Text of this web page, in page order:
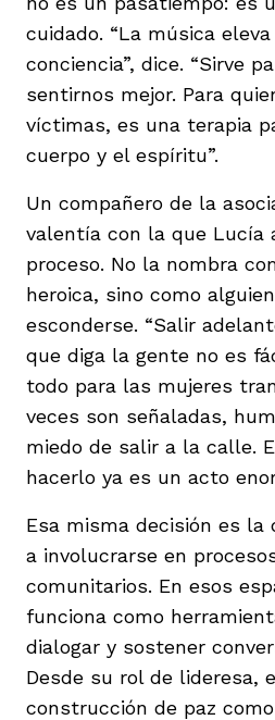
cuidado. “La música
conciencia”, dice. “Sirve
sentirnos mejor. Para
víctimas, es una terapia
cuerpo y el espíritu”.
Un compañero de la
valentía con la que Lucía
proceso. No la nombra
heroica, sino como
esconderse. “Salir
que diga la gente no es
todo para las mujeres
veces son señaladas,
miedo de salir a la calle.
hacerlo ya es un acto
Esa misma decisión es la
a involucrarse en
comunitarios. En esos
funciona como
dialogar y sostener
Desde su rol de lideresa,
construcción de paz